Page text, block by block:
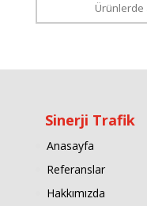
Sinerji Trafik
Anasayfa
Referanslar
Hakkımızda